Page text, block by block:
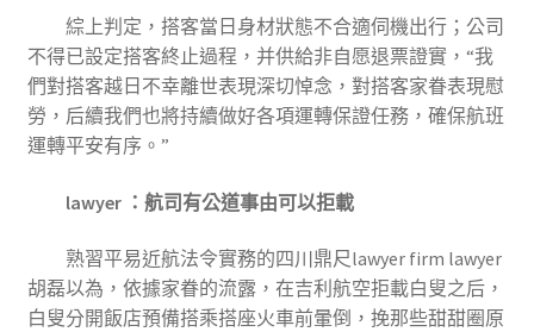
綜上判定，搭客當日身材狀態不合適伺機出行；公司
不得已設定搭客終止過程，并供給非自愿退票證實，“我
們對搭客越日不幸離世表現深切悼念，對搭客家眷表現慰
勞，后續我們也將持續做好各項運轉保證任務，確保航班
運轉平安有序。”
lawyer ：航司有公道事由可以拒載
熟習平易近航法令實務的四川鼎尺lawyer firm lawyer
胡磊以為，依據家眷的流露，在吉利航空拒載白叟之后，
白叟分開飯店預備搭乘搭座火車前暈倒，挽那些甜甜圈原